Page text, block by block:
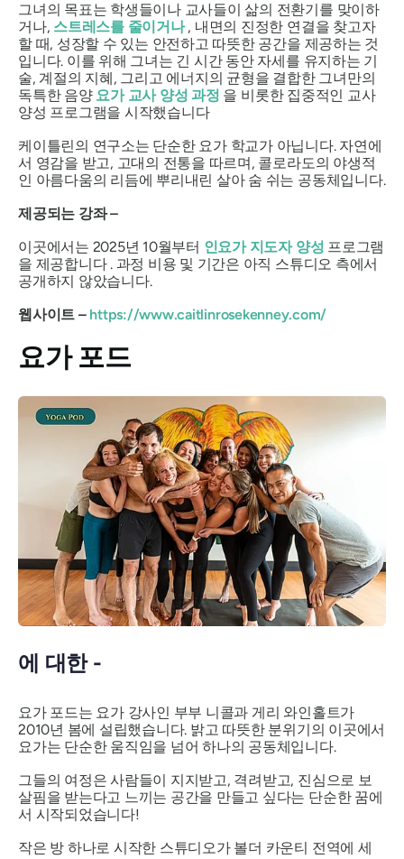
그녀의 목표는 학생들이나 교사들이 삶의 전환기를 맞이하
거나, 스트레스를 줄이거나, 내면의 진정한 연결을 찾고자
할 때, 성장할 수 있는 안전하고 따뜻한 공간을 제공하는 것
입니다. 이를 위해 그녀는 긴 시간 동안 자세를 유지하는 기
술, 계절의 지혜, 그리고 에너지의 균형을 결합한 그녀만의
독특한 음양 요가 교사 양성 과정 을 비롯한 집중적인 교사
양성 프로그램을 시작했습니다
케이틀린의 연구소는 단순한 요가 학교가 아닙니다. 자연에
서 영감을 받고, 고대의 전통을 따르며, 콜로라도의 야생적
인 아름다움의 리듬에 뿌리내린 살아 숨 쉬는 공동체입니다.
제공되는 강좌 –
이곳에서는 2025년 10월부터 인요가 지도자 양성 프로그램
을 제공합니다 . 과정 비용 및 기간은 아직 스튜디오 측에서
공개하지 않았습니다.
웹사이트 –https://www.caitlinrosekenney.com/
요가 포드
에 대한 -
요가 포드는 요가 강사인 부부 니콜과 게리 와인홀트가
2010년 봄에 설립했습니다. 밝고 따뜻한 분위기의 이곳에서
요가는 단순한 움직임을 넘어 하나의 공동체입니다.
그들의 여정은 사람들이 지지받고, 격려받고, 진심으로 보
살핌을 받는다고 느끼는 공간을 만들고 싶다는 단순한 꿈에
서 시작되었습니다!
작은 방 하나로 시작한 스튜디오가 볼더 카운티 전역에 세